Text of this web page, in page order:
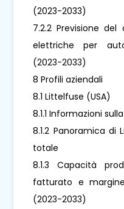
(2023-2033)
7.2.2 Previsione
elettriche per
(2023-2033)
8 Profili aziendali
8.1 Littelfuse (USA)
8.1.1 Informazioni
8.1.2 Panoramica
totale
8.1.3 Capacità
fatturato e
(2023-2033)